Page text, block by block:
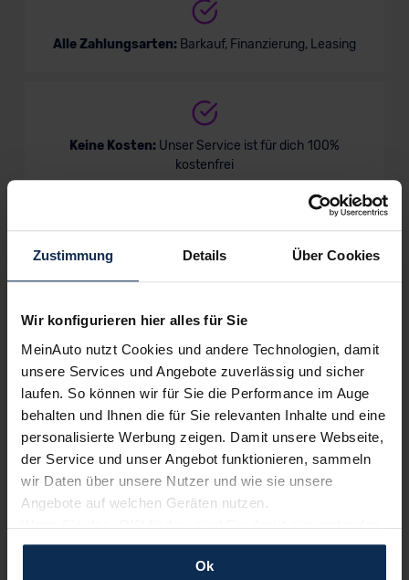
Zustimmung Details Über Cookies
Wir konfigurieren hier alles für Sie
MeinAuto nutzt Cookies und andere Technologien, damit
unsere Services und Angebote zuverlässig und sicher
laufen. So können wir für Sie die Performance im Auge
behalten und Ihnen die für Sie relevanten Inhalte und eine
personalisierte Werbung zeigen. Damit unsere Webseite,
der Service und unser Angebot funktionieren, sammeln
wir Daten über unsere Nutzer und wie sie unsere
Angebote auf welchen Geräten nutzen.
Wenn Sie das „OK“ finden, sind Sie damit einverstanden
und erlauben uns Cookies für unseren Service zu
verwenden und diese Daten an Dritte weiterzugeben,
Ok
BMW 6er Gran Coupé
Limousine
Alle Zahlungsarten: Barkauf, Finanzierung, Leasing
Keine Kosten: Unser Service ist für dich 100%
kostenfrei
Wir sind stolz auf eine hohe
MeinAuto.de hat langjährige Erfahrungen auf dem
dadurch ihr Wunschauto zum Top-Rabatt erhalten und
bewerten unsere Arbeit positiv.
Sehen Sie sich unsere Bewertungen an: